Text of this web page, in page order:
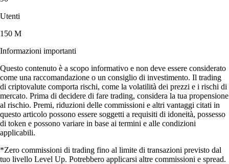
Utenti
150 M
Informazioni importanti
Questo contenuto è a scopo informativo e non deve essere considerato
come una raccomandazione o un consiglio di investimento. Il trading
di criptovalute comporta rischi, come la volatilità dei prezzi e i rischi di
mercato. Prima di decidere di fare trading, considera la tua propensione
al rischio. Premi, riduzioni delle commissioni e altri vantaggi citati in
questo articolo possono essere soggetti a requisiti di idoneità, possesso
di token e possono variare in base ai termini e alle condizioni
applicabili.
*Zero commissioni di trading fino al limite di transazioni previsto dal
tuo livello Level Up. Potrebbero applicarsi altre commissioni e spread.